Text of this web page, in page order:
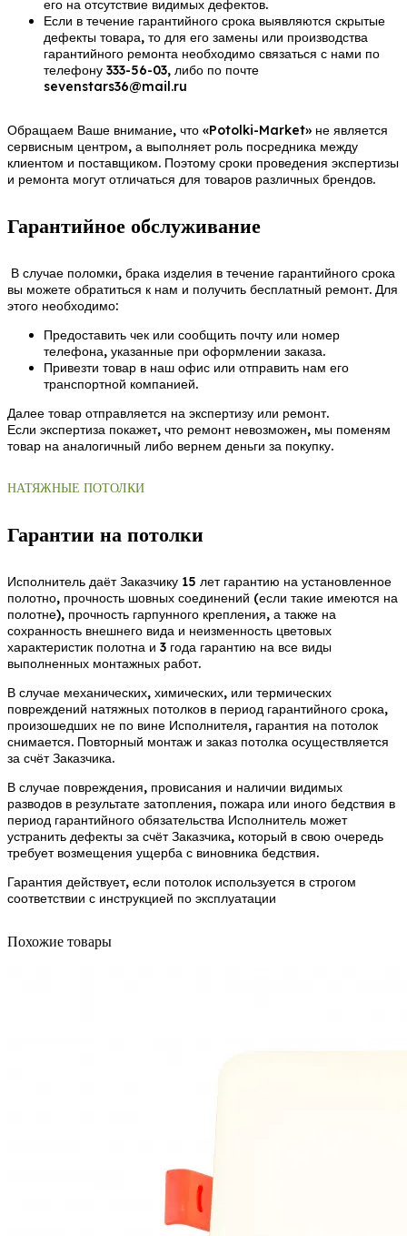
его на отсутствие видимых дефектов.
Если в течение гарантийного срока выявляются скрытые
дефекты товара, то для его замены или производства
гарантийного ремонта необходимо связаться с нами по
телефону 333-56-03, либо по почте
sevenstars36@mail.ru
Обращаем Ваше внимание, что «Potolki-Market» не является
сервисным центром, а выполняет роль посредника между
клиентом и поставщиком. Поэтому сроки проведения экспертизы
и ремонта могут отличаться для товаров различных брендов.
Гарантийное обслуживание
В случае поломки, брака изделия в течение гарантийного срока
вы можете обратиться к нам и получить бесплатный ремонт. Для
этого необходимо:
Предоставить чек или сообщить почту или номер
телефона, указанные при оформлении заказа.
Привезти товар в наш офис или отправить нам его
транспортной компанией.
Далее товар отправляется на экспертизу или ремонт.
Если экспертиза покажет, что ремонт невозможен, мы поменям
товар на аналогичный либо вернем деньги за покупку.
НАТЯЖНЫЕ ПОТОЛКИ
Гарантии на потолки
Исполнитель даёт Заказчику 15 лет гарантию на установленное
полотно, прочность шовных соединений (если такие имеются на
полотне), прочность гарпунного крепления, а также на
сохранность внешнего вида и неизменность цветовых
характеристик полотна и 3 года гарантию на все виды
выполненных монтажных работ.
В случае механических, химических, или термических
повреждений натяжных потолков в период гарантийного срока,
произошедших не по вине Исполнителя, гарантия на потолок
снимается. Повторный монтаж и заказ потолка осуществляется
за счёт Заказчика.
В случае повреждения, провисания и наличии видимых
разводов в результате затопления, пожара или иного бедствия в
период гарантийного обязательства Исполнитель может
устранить дефекты за счёт Заказчика, который в свою очередь
требует возмещения ущерба с виновника бедствия.
Гарантия действует, если потолок используется в строгом
соответствии с инструкцией по эксплуатации
Похожие товары